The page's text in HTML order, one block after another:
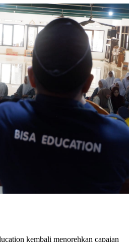
kembali menorehkan capaian